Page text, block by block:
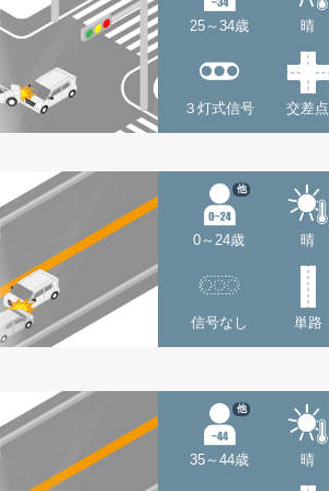
25～34歳 晴
３灯式信号 交差点
0～24歳
他
晴
信号なし 単路
35～44歳
他
晴